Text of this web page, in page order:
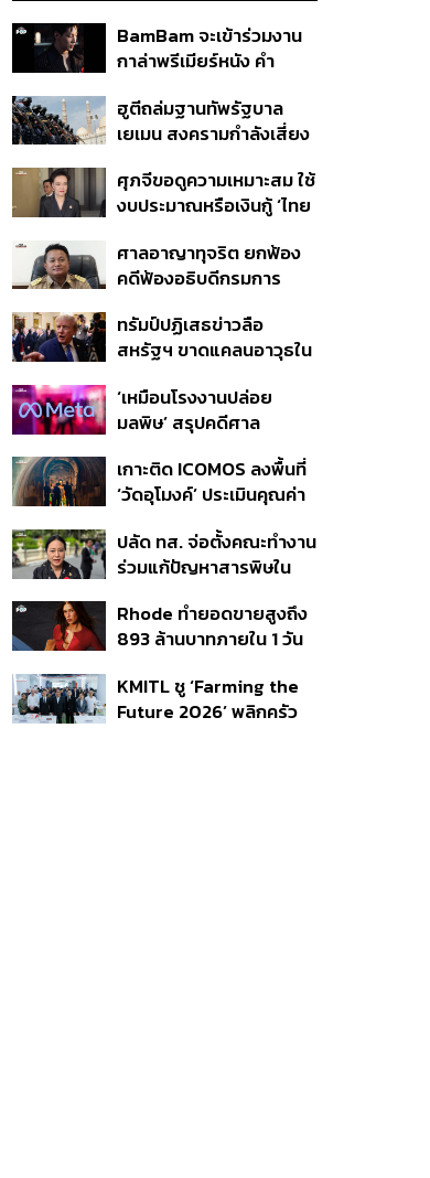
BamBam จะเข้าร่วมงาน
กาล่าพรีเมียร์หนัง คำ
ฮูตีถล่มฐานทัพรัฐบาล
เยเมน สงครามกำลังเสี่ยง
ศุภจีขอดูความเหมาะสม ใช้
งบประมาณหรือเงินกู้ ‘ไทย
‘ไทยช่วยไทยพลัส เฟส 2’
ไม่จำเป็นต้องออกพร้อมกัน
ศาลอาญาทุจริต ยกฟ้อง
คดีฟ้องอธิบดีกรมการ
จังหวัดภูเก็ต’ ชอบด้วยขั้น
ตอน
ทรัมป์ปฏิเสธข่าวลือ
สหรัฐฯ ขาดแคลนอาวุธใน
เผยกำลังล่าตัวคนปล่อย
ข่าว
‘เหมือนโรงงานปล่อย
มลพิษ’ สรุปคดีศาล
กระทบสุขภาพจิตเด็ก คุม
เข้ม AI Chatbot
เกาะติด ICOMOS ลงพื้นที่
‘วัดอุโมงค์’ ประเมินคุณค่า
มรดกโลกปี 2570
ปลัด ทส. จ่อตั้งคณะทำงาน
ร่วมแก้ปัญหาสารพิษใน
เมียนมา เล็งเริ่มถกนัดแรก
ส.ค.นี้
Rhode ทำยอดขายสูงถึง
893 ล้านบาทภายใน 1 วัน
ล่าสุด
KMITL ชู ‘Farming the
Future 2026’ พลิกครัว